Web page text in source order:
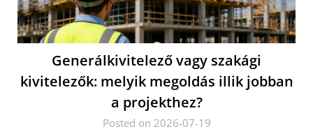
Generálkivitelező vagy szakági
kivitelezők: melyik megoldás illik jobban
a projekthez?
Posted on 2026-07-19